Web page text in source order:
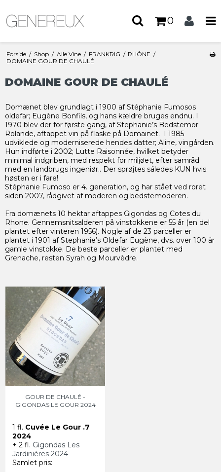
0
Forside / Shop / Alle Vine / FRANKRIG / RHÔNE /
DOMAINE GOUR DE CHAULÉ
DOMAINE GOUR DE CHAULÉ
Domænet blev grundlagt i 1900 af Stéphanie Fumosos
oldefar; Eugène Bonfils, og hans kældre bruges endnu. I
1970 blev der for første gang, af Stephanie’s Bedstemor
Rolande, aftappet vin på flaske på Domainet. I 1985
udviklede og moderniserede hendes datter; Aline, vingården.
Hun indførte i 2002; Lutte Raisonnée, hvilket betyder
minimal indgriben, med respekt for miljøet, efter samråd
med en landbrugs ingeniør.. Der sprøjtes således KUN hvis
høsten er i fare!
Stéphanie Fumoso er 4. generation, og har stået ved roret
siden 2007, rådgivet af moderen og bedstemoderen.
Fra domænets 10 hektar aftappes Gigondas og Cotes du
Rhone. Gennemsnitsalderen på vinstokkene er 55 år (en del
plantet efter vinteren 1956). Nogle af de 23 parceller er
plantet i 1901 af Stephanie’s Oldefar Eugène, dvs. over 100 år
gamle vinstokke. De beste parceller er plantet med
Grenache, resten Syrah og Mourvèdre.
GOUR DE CHAULÉ -
GIGONDAS LE GOUR 2024
1 fl. Cuvée Le Gour .7
2024
+ 2 fl. Gigondas Les
Jardinières 2024
Samlet pris: